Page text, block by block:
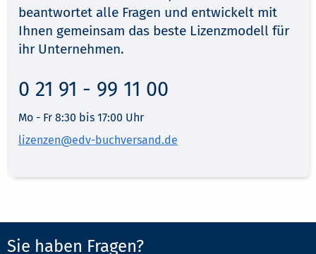
0 21 91 - 99 11 00
Mo - Fr 8:30 bis 17:00 Uhr
lizenzen@edv-buchversand.de
Sie haben Fragen?